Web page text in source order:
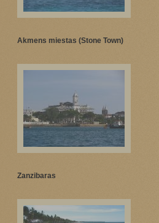
Akmens miestas (Stone Town)
Zanzibaras